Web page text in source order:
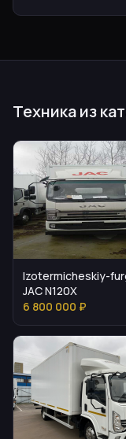
Техника из
Izotermicheskiy-
JAC N120X
6 800 000 ₽